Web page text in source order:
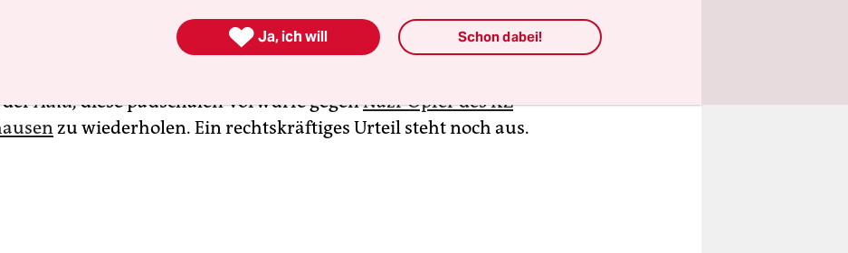
als der einschlägig bekannte Aula-Autor Manfred Duswald
als „Landplage“, vor der sich die Bevölkerung schützen
derAula,diese pauschalen Vorwürfe gegenNazi-Opfer des KZ
zu wiederholen. Ein rechtskräftiges Urteil steht noch aus.
 Ja, ich will Schon dabei!